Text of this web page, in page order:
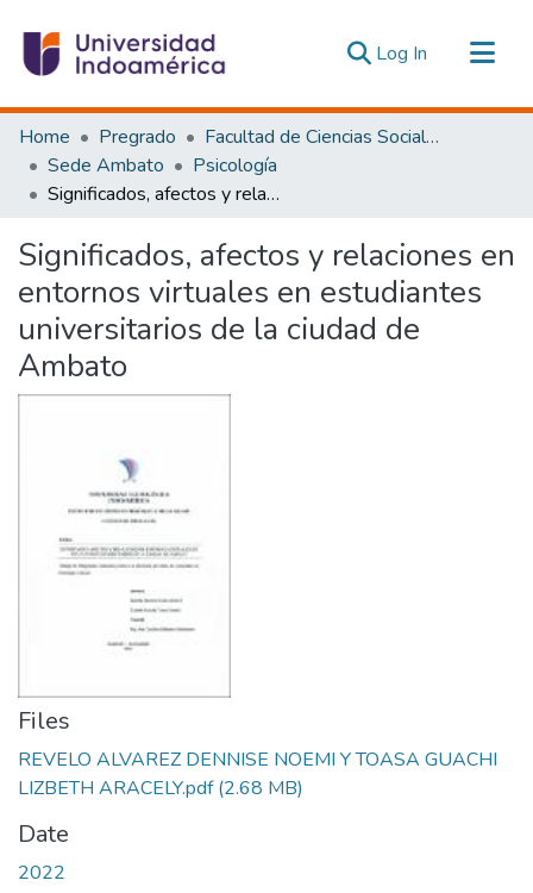
Log In (current)
Communities & Collections
All of DSpace
Statistics
Home Pregrado
Facultad de Ciencias Sociales y Humanas
Sede Ambato
Psicología
Significados, afectos y relaciones en entornos virtuales en estudiantes universitarios de la ciudad de Ambato
Significados, afectos y relaciones en
entornos virtuales en estudiantes
universitarios de la ciudad de
Ambato
Files
REVELO ALVAREZ DENNISE NOEMI Y TOASA GUACHI
LIZBETH ARACELY.pdf(2.68 MB)
Date
2022